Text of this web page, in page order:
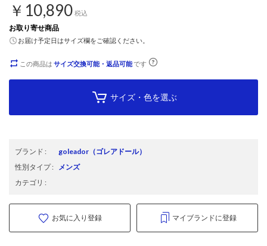
￥10,890 税込
お取り寄せ商品
お届け予定日はサイズ欄をご確認ください。
この商品は サイズ交換可能・返品可能です
サイズ・色を選ぶ
ブランド : goleador （ゴレアドール）
性別タイプ: メンズ
カテゴリ :
お気に入り登録 マイブランドに登録